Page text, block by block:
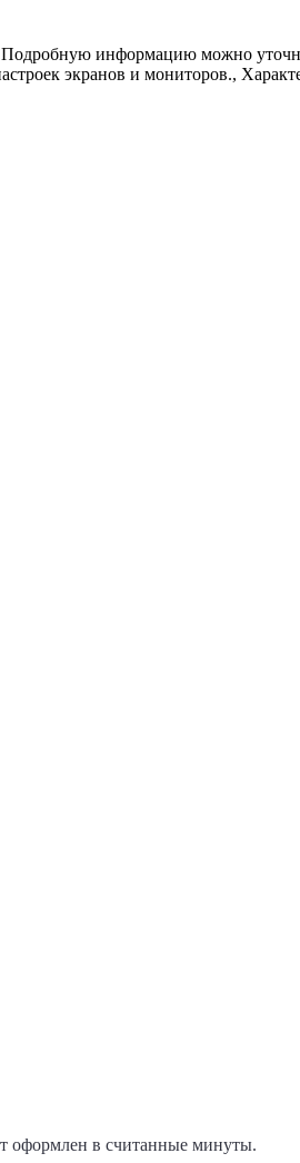
информацию можно уточнить
экранов и мониторов.,
оформлен в считанные минуты.